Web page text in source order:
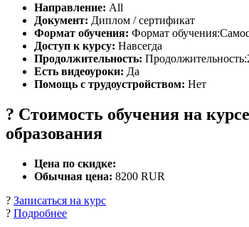
Направление: All
Документ: Диплом / сертификат
Формат обучения: Формат
Доступ к курсу: Навсегда
Продолжительность:
Есть видеоуроки: Да
Помощь с трудоустройством: Нет
? Стоимость обучения на
образования
Цена по скидке:
Обычная цена: 8200 RUR
? Записаться на курс
? Подробнее